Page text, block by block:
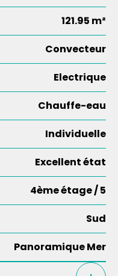
121.95 m²
Convecteur
Electrique
Chauffe-eau
Individuelle
Excellent état
4ème étage / 5
Sud
Panoramique Mer